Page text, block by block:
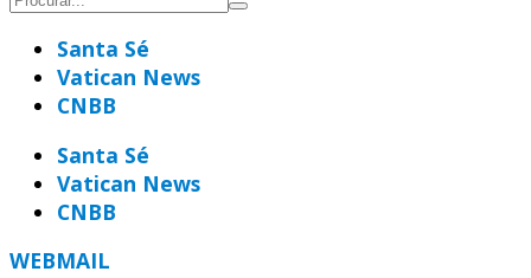
Santa Sé
Vatican News
CNBB
Santa Sé
Vatican News
CNBB
WEBMAIL